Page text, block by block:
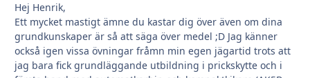
Hej Henrik,
Ett mycket mastigt ämne du kastar dig över även om dina
grundkunskaper är så att säga över medel ;D Jag känner
också igen vissa övningar fråmn min egen jägartid trots att
jag bara fick grundläggande utbildning i prickskytte och i